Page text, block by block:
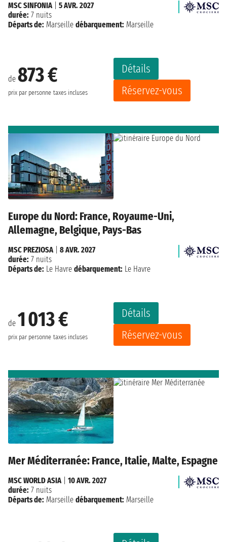
de 873 €
prix par personne taxes incluses
Détails
Réservez-vous
MSC SINFONIA| 5 AVR. 2027
durée: 7 nuits
Départs de: Marseille débarquement: Marseille
Europe du Nord: France, Royaume-Uni,
Allemagne, Belgique, Pays-Bas
de 1 013 €
prix par personne taxes incluses
Détails
Réservez-vous
MSC PREZIOSA| 8 AVR. 2027
durée: 7 nuits
Départs de: Le Havre débarquement: Le Havre
Mer Méditerranée: France, Italie, Malte, Espagne
MSC WORLD ASIA
10 AVR. 2027
durée: 7 nuits
Départs de: Marseille débarquement: Marseille